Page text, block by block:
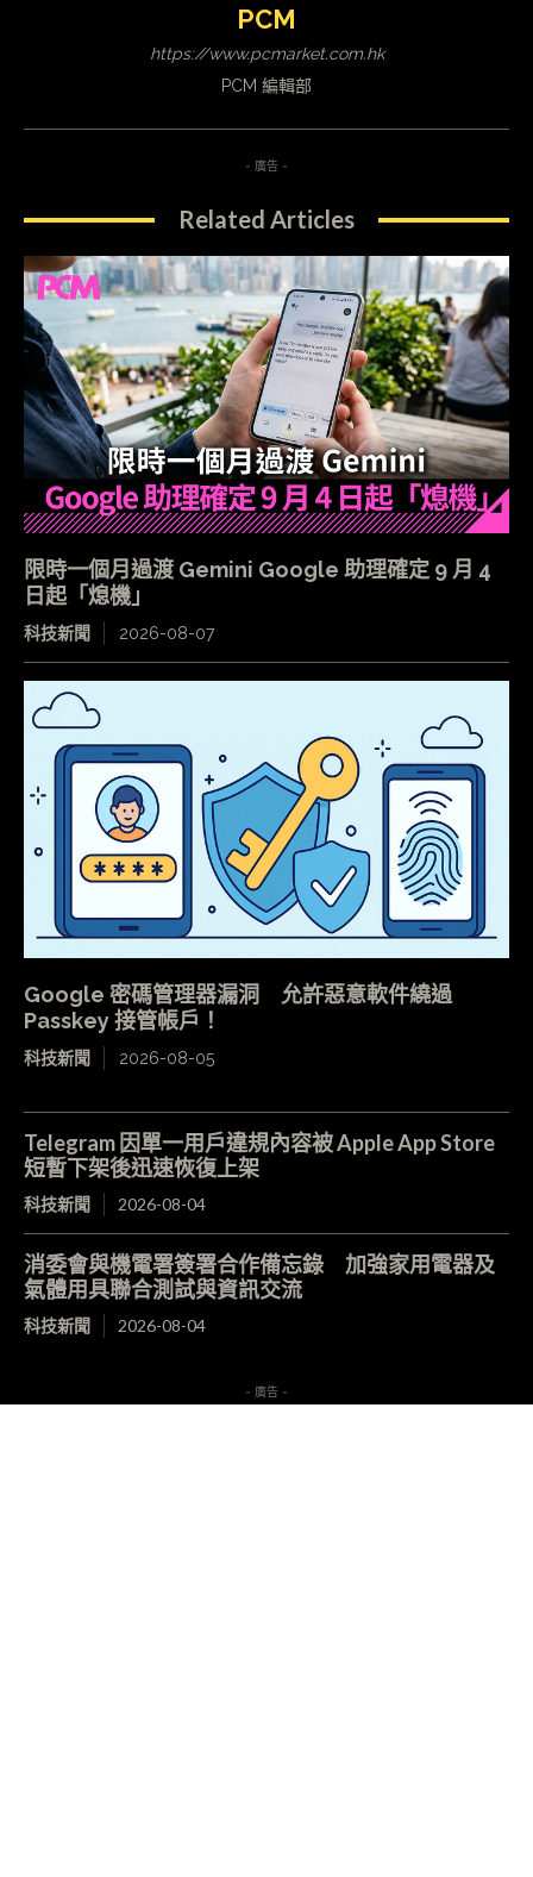
PCM
https://www.pcmarket.com.hk
PCM 編輯部
- 廣告 -
Related Articles
限時一個月過渡 Gemini Google 助理確定 9 月 4
日起「熄機」
科技新聞 2026-08-07
Google 密碼管理器漏洞 允許惡意軟件繞過
Passkey 接管帳戶！
科技新聞 2026-08-05
Telegram 因單一用戶違規內容被 Apple App Store
短暫下架後迅速恢復上架
科技新聞 2026-08-04
消委會與機電署簽署合作備忘錄 加強家用電器及
氣體用具聯合測試與資訊交流
科技新聞 2026-08-04
- 廣告 -